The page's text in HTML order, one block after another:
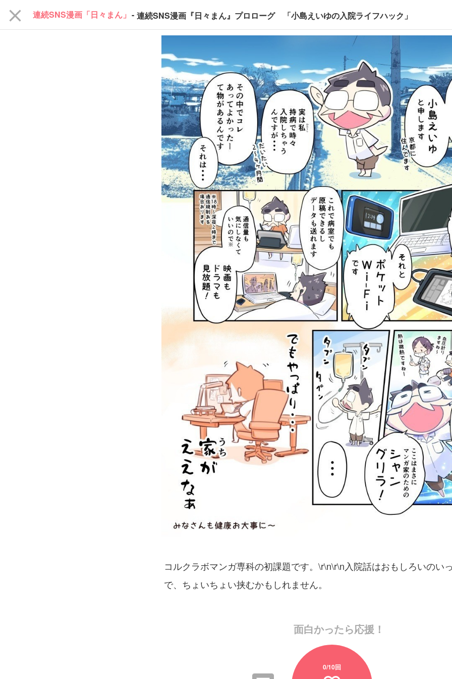
close 連続SNS漫画「日々まん」 - 連続SNS漫画『日々まん』プロローグ 「小島えいゆの入院ライフハック」
コルクラボマンガ専科の初課題です。\r\n\r\n入院話はおもしろいのい
で、ちょいちょい挟むかもしれません。
面白かったら応援！
0/10回